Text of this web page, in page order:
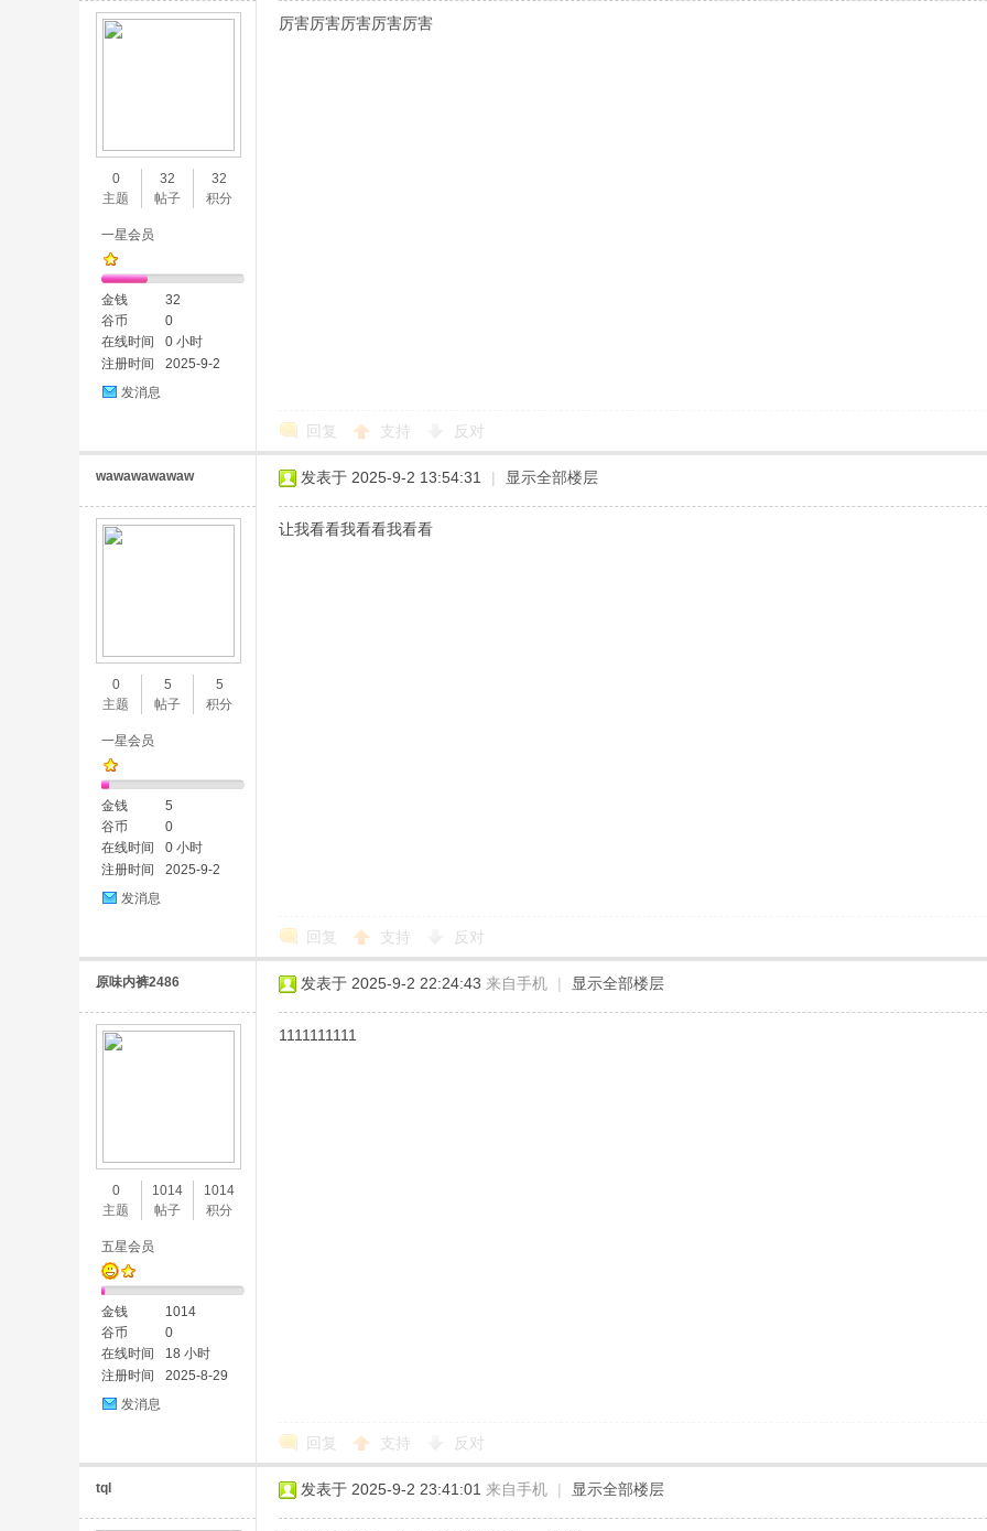
0
主题
32
帖子
32
积分
一星会员
金钱
32
谷币
0
在线时间
0 小时
注册时间
2025-9-2
发消息
厉害厉害厉害厉害厉害
回复 支持 反对
wawawawawaw
0
主题
5
帖子
5
积分
一星会员
金钱
5
谷币
0
在线时间
0 小时
注册时间
2025-9-2
发消息
发表于 2025-9-2 13:54:31 | 显示全部楼层
让我看看我看看我看看
回复 支持 反对
原味内裤2486
0
主题
1014
帖子
1014
积分
五星会员
金钱
1014
谷币
0
在线时间
18 小时
注册时间
2025-8-29
发消息
发表于 2025-9-2 22:24:43 来自手机 | 显示全部楼层
1111111111
回复 支持 反对
tql 发表于 2025-9-2 23:41:01 来自手机 | 显示全部楼层